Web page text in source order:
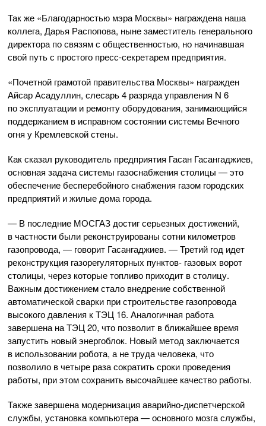
Так же «Благодарностью мэра Москвы» награждена наша
коллега, Дарья Распопова, ныне заместитель генерального
директора по связям с общественностью, но начинавшая
свой путь с простого пресс-секретарем предприятия.
«Почетной грамотой правительства Москвы» награжден
Айсар Асадуллин, слесарь 4 разряда управления N 6
по эксплуатации и ремонту оборудования, занимающийся
поддержанием в исправном состоянии системы Вечного
огня у Кремлевской стены.
Как сказал руководитель предприятия Гасан Гасангаджиев,
основная задача системы газоснабжения столицы — это
обеспечение бесперебойного снабжения газом городских
предприятий и жилые дома города.
— В последние МОСГАЗ достиг серьезных достижений,
в частности были реконструированы сотни километров
газопровода, — говорит Гасангаджиев. — Третий год идет
реконструкция газорегуляторных пунктов- газовых ворот
столицы, через которые топливо приходит в столицу.
Важным достижением стало внедрение собственной
автоматической сварки при строительстве газопровода
высокого давления к ТЭЦ 16. Аналогичная работа
завершена на ТЭЦ 20, что позволит в ближайшее время
запустить новый энергоблок. Новый метод заключается
в использовании робота, а не труда человека, что
позволило в четыре раза сократить сроки проведения
работы, при этом сохранить высочайшее качество работы.
Также завершена модернизация аварийно-диспетчерской
службы, установка компьютера — основного мозга службы,